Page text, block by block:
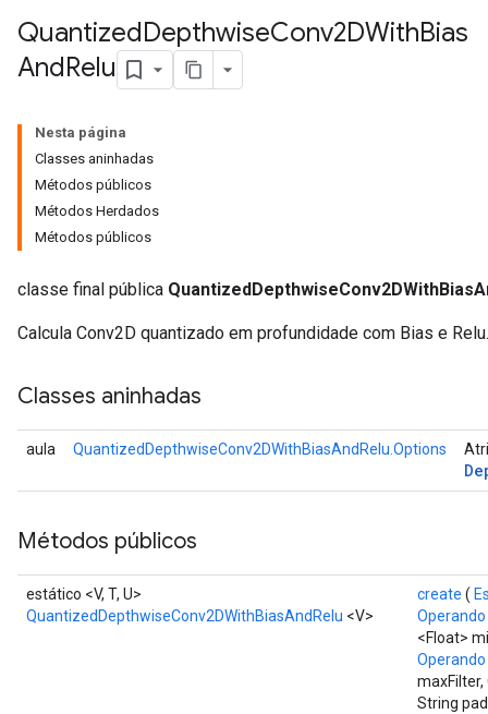
QuantizedDepthwiseConv2DWithBias
AndRelu
Nesta página
Classes aninhadas
Métodos públicos
Métodos Herdados
Métodos públicos
classe final pública
Calcula Conv2D quantizado em profundidade com Bias e Relu.
Classes aninhadas
aula QuantizedDepthwiseConv2DWithBiasAndRelu.Options
Métodos públicos
estático <V, T, U>
QuantizedDepthwiseConv2DWithBiasAndRelu <V>
create (
Operando
<Float>
Operando
maxFilter,
String